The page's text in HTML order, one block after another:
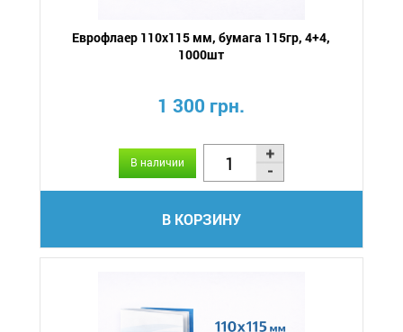
Еврофлаер 110х115 мм, бумага 115гр, 4+4,
1000шт
1 300 грн.
В наличии
В КОРЗИНУ